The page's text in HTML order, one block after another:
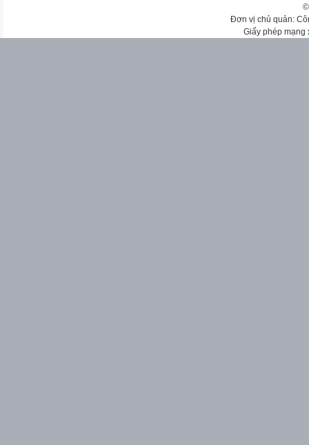
Đơn vị chủ quản:
Giấy phép mạng